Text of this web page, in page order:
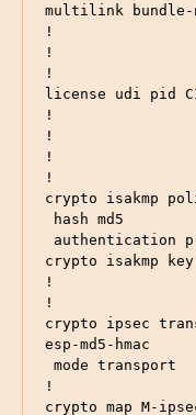
multilink bundle-
!
!
!
license udi pid
!
!
!
!
crypto isakmp
crypto isakmp
!
!
crypto ipsec
esp-md5-hmac
!
crypto map M-